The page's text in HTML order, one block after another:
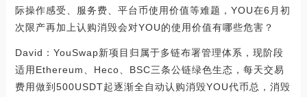
际操作感受、服务费、平台币使用价值等难题，YOU在6月初
次限产再加上认购消毁会对YOU的使用价值有哪些危害？
David：YouSwap新项目归属于多链布署管理体系，现阶段
适用Ethereum、Heco、BSC三条公链绿色生态，每天交易
费用做到500USDT起逐渐全自动认购消毁YOU代币总，消毁